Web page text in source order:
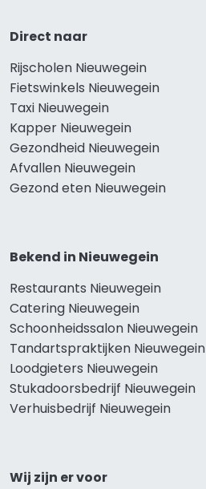
Direct naar
Rijscholen Nieuwegein
Fietswinkels Nieuwegein
Taxi Nieuwegein
Kapper Nieuwegein
Gezondheid Nieuwegein
Afvallen Nieuwegein
Gezond eten Nieuwegein
Bekend in Nieuwegein
Restaurants Nieuwegein
Catering Nieuwegein
Schoonheidssalon Nieuwegein
Tandartspraktijken Nieuwegein
Loodgieters Nieuwegein
Stukadoorsbedrijf Nieuwegein
Verhuisbedrijf Nieuwegein
Wij zijn er voor